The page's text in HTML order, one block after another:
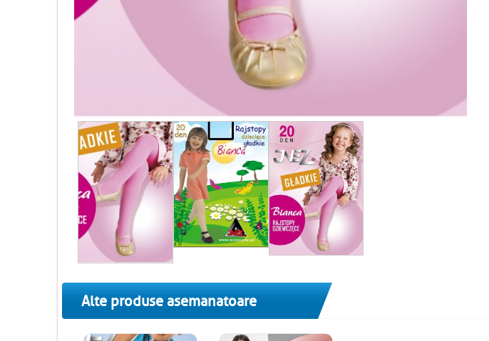
Alte produse asemanatoare